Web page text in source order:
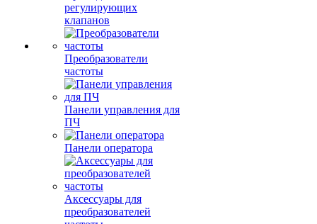
регулирующих
клапанов
Преобразователи
частоты
Панели управления для
ПЧ
Панели оператора
Аксессуары для
преобразователей